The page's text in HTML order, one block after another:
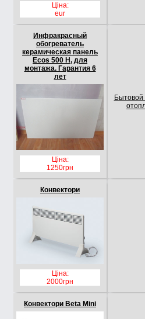
Ціна:
eur
Инфракрасный
обогреватель
керамическая панель
Ecos 500 Н, для
монтажа. Гарантия 6
лет
Ціна:
1250грн
Бытовой
Конвектори
Ціна:
2000грн
Конвектори Beta Mini